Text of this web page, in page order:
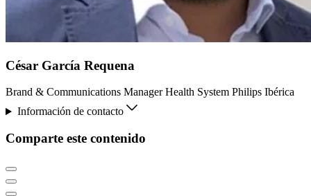
César García Requena
Brand & Communications Manager Health System Philips Ibérica
Información de contacto
Comparte este contenido